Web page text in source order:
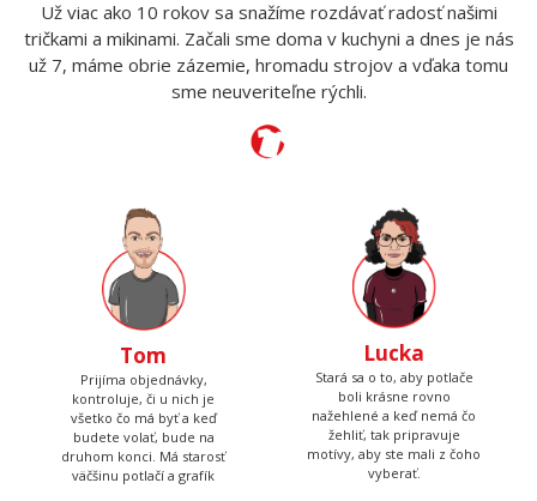
Už viac ako 10 rokov sa snažíme rozdávať radosť našimi
tričkami a mikinami. Začali sme doma v kuchyni a dnes je nás
už 7, máme obrie zázemie, hromadu strojov a vďaka tomu
sme neuveriteľne rýchli.
Tom
Prijíma objednávky,
kontroluje, či u nich je
všetko čo má byť a keď
budete volať, bude na
druhom konci. Má starosť
väčšinu potlačí a grafík
Lucka
Stará sa o to, aby potlače
boli krásne rovno
nažehlené a keď nemá čo
žehliť, tak pripravuje
motívy, aby ste mali z čoho
vyberať.